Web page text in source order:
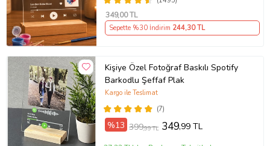
349,00 TL
Sepette %30 İndirim 244,30 TL
Kişiye Özel Fotoğraf Baskılı Spotify
Barkodlu Şeffaf Plak
(7)
Kargo ile Teslimat
%13 399,99 TL 349,99 TL